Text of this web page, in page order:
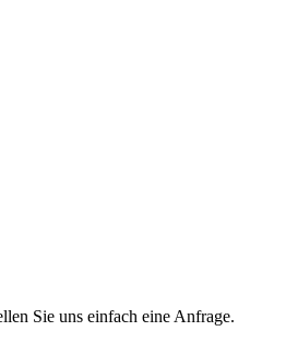
Sie uns einfach eine Anfrage.